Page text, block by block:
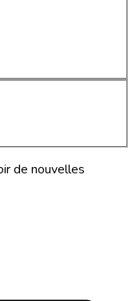
de nouvelles